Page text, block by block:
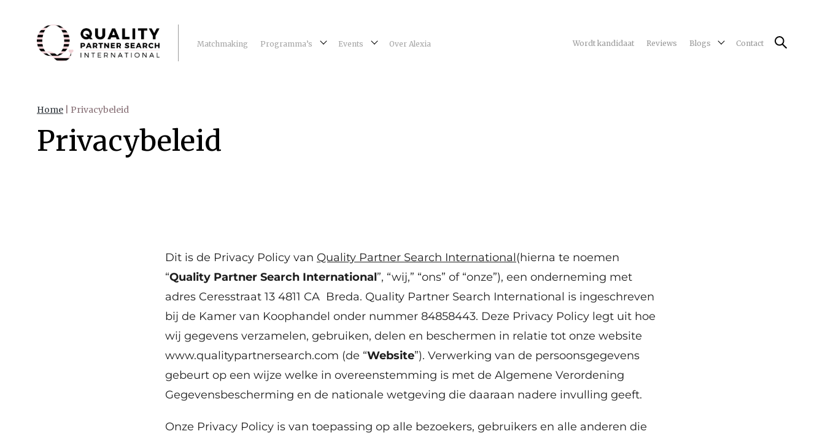
Matchmaking Programma’s Events Over Alexia Wordt kandidaat Reviews Blogs Contact
Home Privacybeleid
Privacybeleid
Dit is de Privacy Policy van Quality Partner Search International(hierna te noemen
“Quality Partner Search International”, “wij,” “ons” of “onze”), een onderneming met
adres Ceresstraat 13 4811 CA Breda. Quality Partner Search International is ingeschreven
bij de Kamer van Koophandel onder nummer 84858443. Deze Privacy Policy legt uit hoe
wij gegevens verzamelen, gebruiken, delen en beschermen in relatie tot onze website
www.qualitypartnersearch.com (de “Website”). Verwerking van de persoonsgegevens
gebeurt op een wijze welke in overeenstemming is met de Algemene Verordening
Gegevensbescherming en de nationale wetgeving die daaraan nadere invulling geeft.
Onze Privacy Policy is van toepassing op alle bezoekers, gebruikers en alle anderen die